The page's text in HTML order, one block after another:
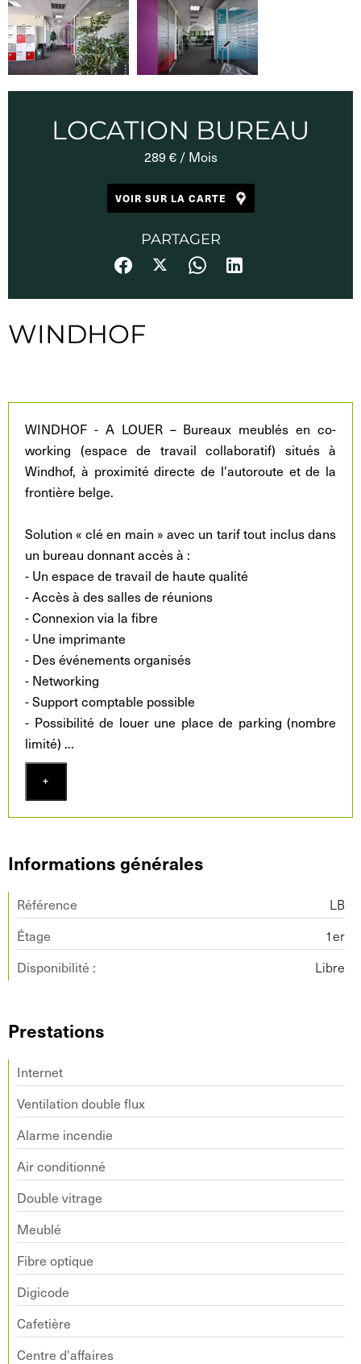
LOCATION BUREAU
289 € / Mois
VOIR SUR LA CARTE
PARTAGER
WINDHOF
WINDHOF - A LOUER – Bureaux meublés en co-
working (espace de travail collaboratif) situés à
Windhof, à proximité directe de l'autoroute et de la
frontière belge.
Solution « clé en main » avec un tarif tout inclus dans
un bureau donnant accès à :
- Un espace de travail de haute qualité
- Accès à des salles de réunions
- Connexion via la fibre
- Une imprimante
- Des événements organisés
- Networking
- Support comptable possible
- Possibilité de louer une place de parking (nombre
limité) ...
+
Informations générales
Référence
LB
Étage
1er
Disponibilité :
Libre
Prestations
Internet
Ventilation double flux
Alarme incendie
Air conditionné
Double vitrage
Meublé
Fibre optique
Digicode
Cafetière
Centre d'affaires